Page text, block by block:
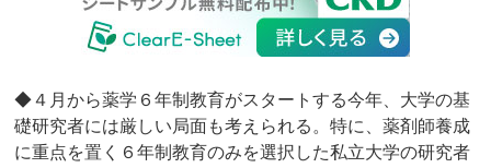
◆４月から薬学６年制教育がスタートする今年、大学の基
礎研究者には厳しい局面も考えられる。特に、薬剤師養成
に重点を置く６年制教育のみを選択した私立大学の研究者